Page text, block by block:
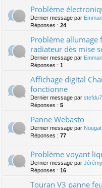
Problème
Dernier message par
Réponses : 24
Problème allumage
radiateur dès mise
Dernier message par
Réponses : 1
Affichage digital
fonctionne
Dernier message par
Réponses : 5
Panne Webasto
Dernier message par Nougat
Réponses : 77
Problème voyant
Dernier message par
Réponses : 16
Touran V3 panne